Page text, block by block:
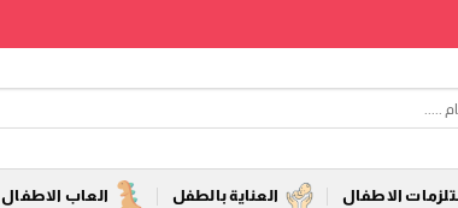
الاطفال العناية بالطفل العاب الاطفال